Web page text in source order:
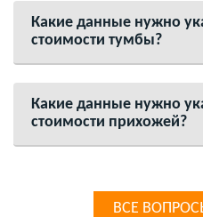
Какие данные нужно
стоимости тумбы?
Какие данные нужно
стоимости прихожей?
ВСЕ